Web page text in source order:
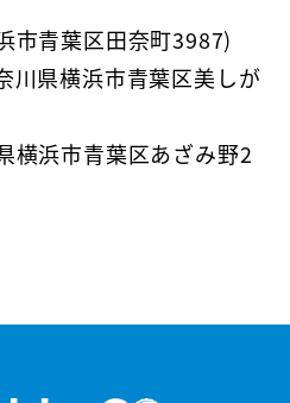
市青葉区田奈町3987)
川県横浜市青葉区美しが
横浜市青葉区あざみ野2